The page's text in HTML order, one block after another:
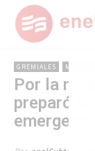
GREMIALES
Por la
preparó
emergencia